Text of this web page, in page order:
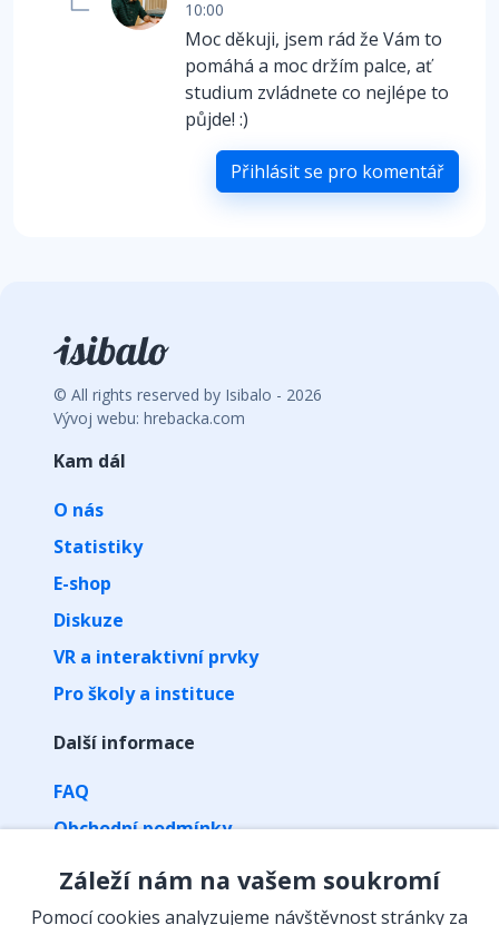
10:00
Moc děkuji, jsem rád že Vám to
pomáhá a moc držím palce, ať
studium zvládnete co nejlépe to
půjde! :)
Přihlásit se pro komentář
© All rights reserved by Isibalo - 2026
Vývoj webu: hrebacka.com
Kam dál
O nás
Statistiky
E-shop
Diskuze
VR a interaktivní prvky
Pro školy a instituce
Další informace
FAQ
Obchodní podmínky
Zpracování osobních údajů
Záleží nám na vašem soukromí
Pomocí cookies analyzujeme návštěvnost stránky za